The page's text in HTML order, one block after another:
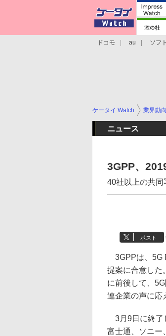
ドコモ au ソフ
ケータイ Watch 業界動向
ニュース
3GPP、
40社以上の共同
ポスト
3GPPは、5G
提案に合意した
に前後して、
連企業の声に応
3月9日に終了
富士通、ソニー